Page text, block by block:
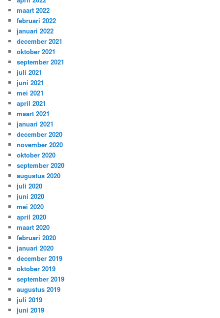
maart 2022
februari 2022
januari 2022
december 2021
oktober 2021
september 2021
juli 2021
juni 2021
mei 2021
april 2021
maart 2021
januari 2021
december 2020
november 2020
oktober 2020
september 2020
augustus 2020
juli 2020
juni 2020
mei 2020
april 2020
maart 2020
februari 2020
januari 2020
december 2019
oktober 2019
september 2019
augustus 2019
juli 2019
juni 2019